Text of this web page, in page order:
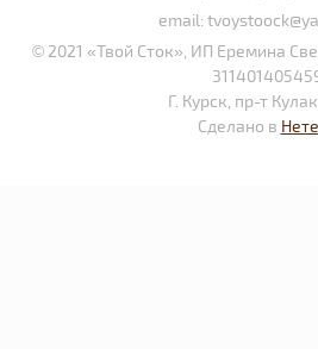
email:
© 2021 «Твой Сток», ИП Еремина
Г. Курск, пр-т
Сделано в